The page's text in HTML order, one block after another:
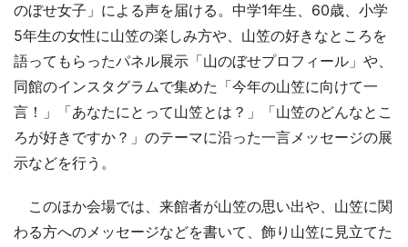
のぼせ女子」による声を届ける。中学1年生、60歳、小学
5年生の女性に山笠の楽しみ方や、山笠の好きなところを
語ってもらったパネル展示「山のぼせプロフィール」や、
同館のインスタグラムで集めた「今年の山笠に向けて一
言！」「あなたにとって山笠とは？」「山笠のどんなとこ
ろが好きですか？」のテーマに沿った一言メッセージの展
示などを行う。
このほか会場では、来館者が山笠の思い出や、山笠に関
わる方へのメッセージなどを書いて、飾り山笠に見立てた